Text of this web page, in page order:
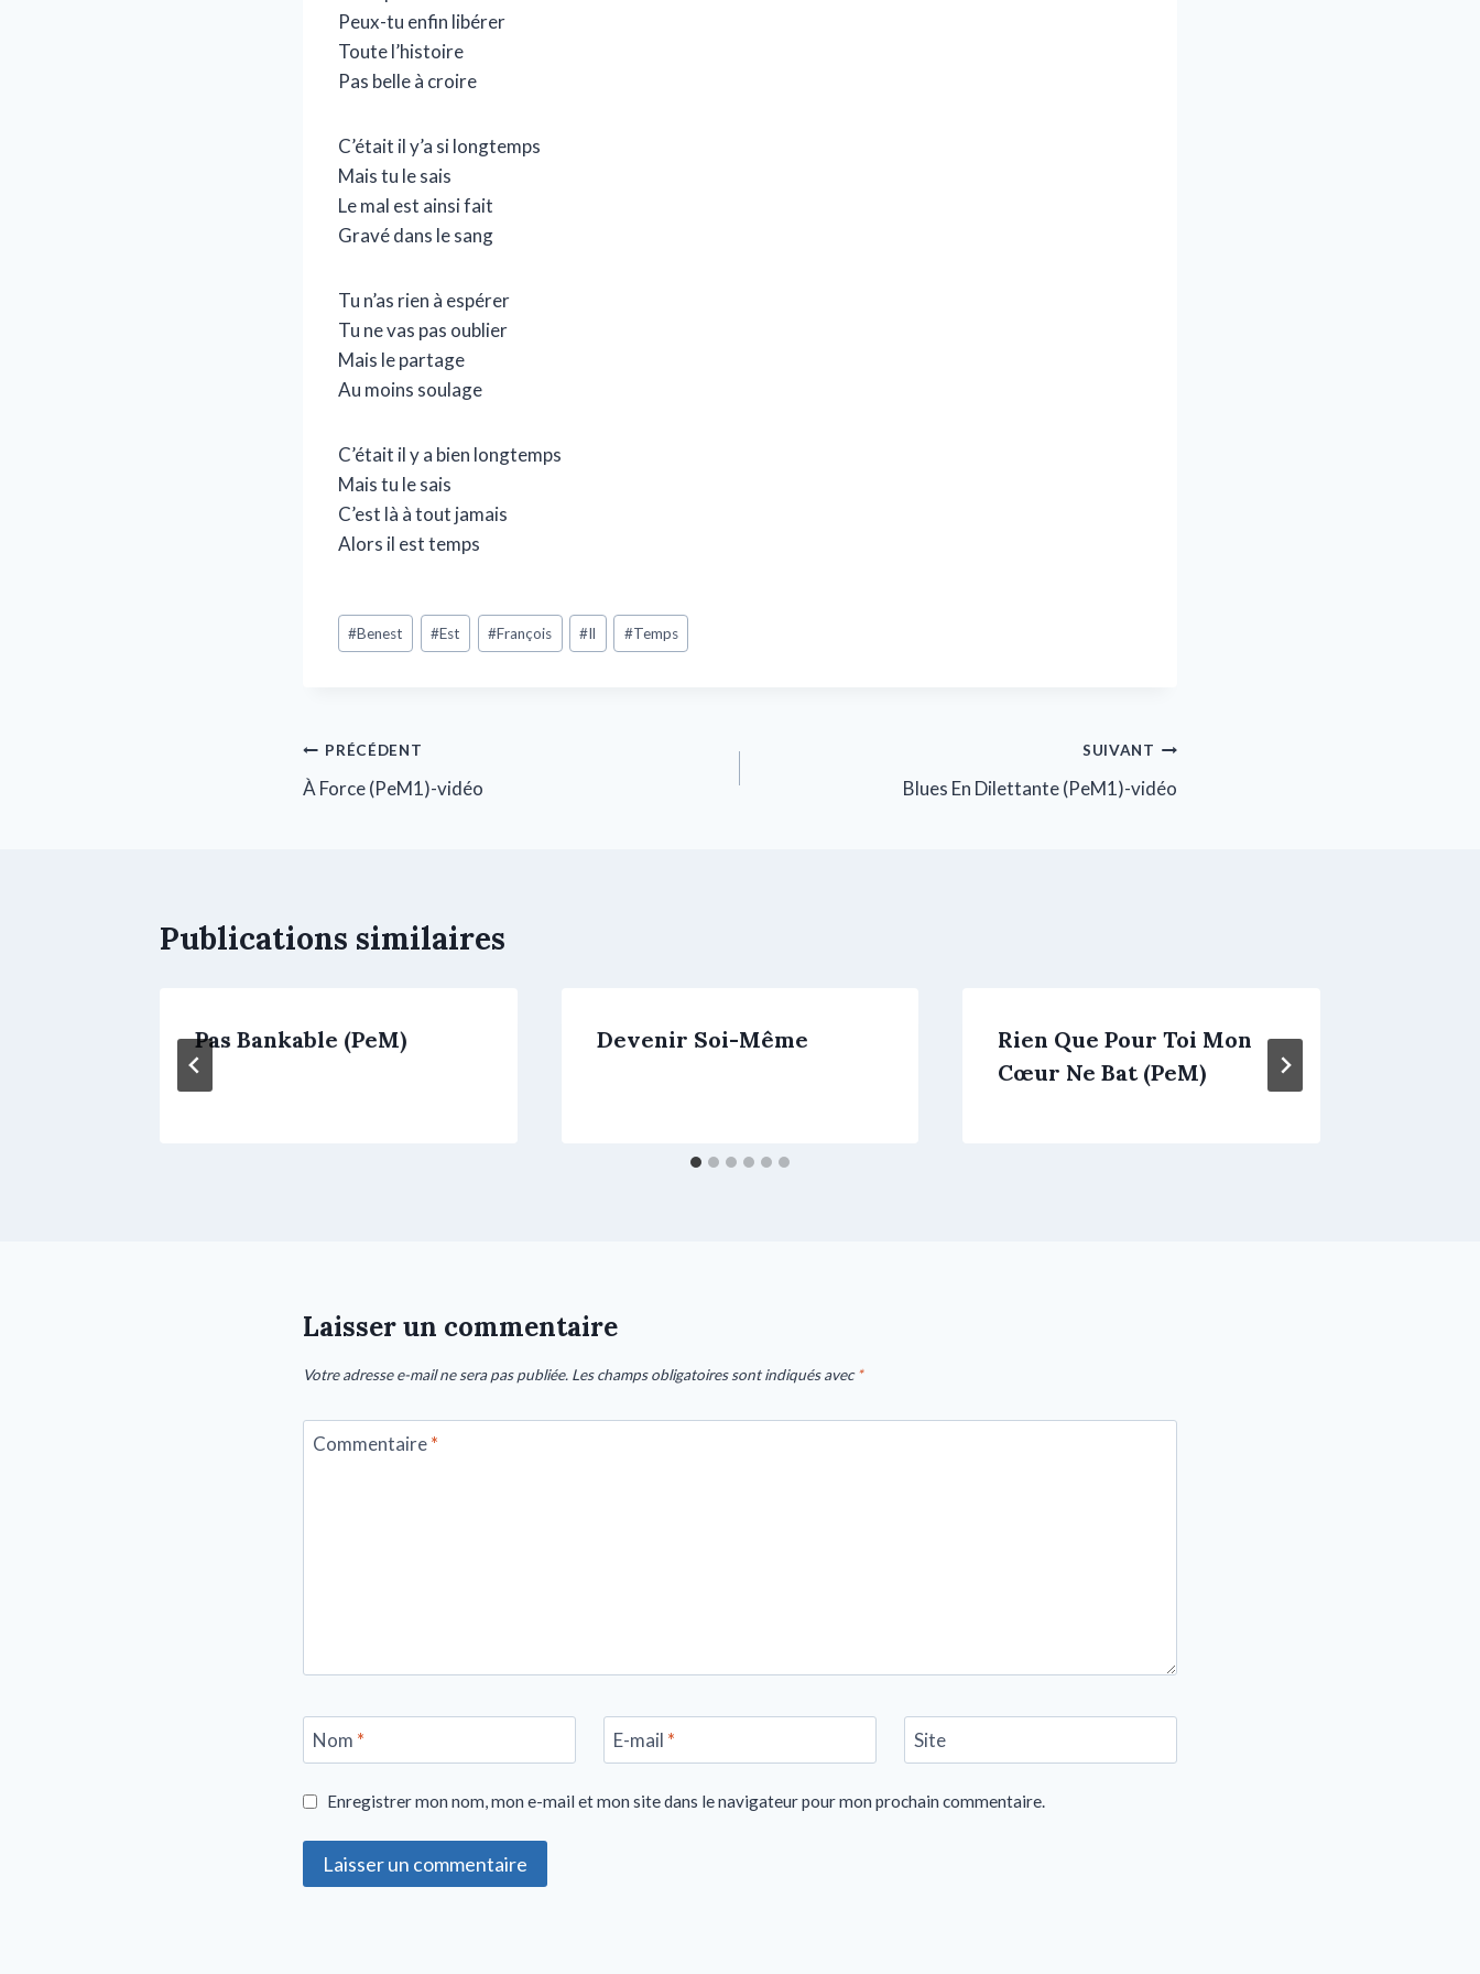
Peux-tu enfin libérer
Toute l’histoire
Pas belle à croire
C’était il y’a si longtemps
Mais tu le sais
Le mal est ainsi fait
Gravé dans le sang
Tu n’as rien à espérer
Tu ne vas pas oublier
Mais le partage
Au moins soulage
C’était il y a bien longtemps
Mais tu le sais
C’est là à tout jamais
Alors il est temps
#Benest #Est #François #Il #Temps
PRÉCÉDENT
À Force (PeM1)-vidéo
SUIVANT
Blues En Dilettante (PeM1)-vidéo
Publications similaires
Pas Bankable (PeM) Devenir Soi-Même
Rien Que Pour Toi Mon
Cœur Ne Bat (PeM)
Laisser un commentaire
Votre adresse e-mail ne sera pas publiée. Les champs obligatoires sont indiqués avec*
Commentaire*
Nom * E-mail * Site
Enregistrer mon nom, mon e-mail et mon site dans le navigateur pour mon prochain commentaire.